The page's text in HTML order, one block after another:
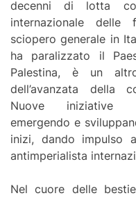
decenni di lotta
internazionale delle
sciopero generale in
ha paralizzato il
Palestina, è un
dell’avanzata della
Nuove iniziative
emergendo e
inizi, dando impulso
antimperialista
Nel cuore delle